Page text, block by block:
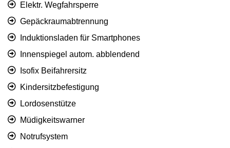
Elektr. Wegfahrsperre
Gepäckraumabtrennung
Induktionsladen für Smartphones
Innenspiegel autom. abblendend
Isofix Beifahrersitz
Kindersitzbefestigung
Lordosenstütze
Müdigkeitswarner
Notrufsystem